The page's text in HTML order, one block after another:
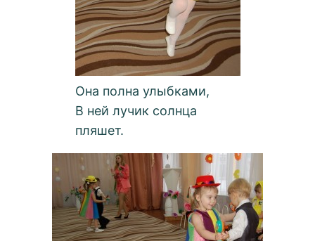
Она полна улыбками,
В ней лучик солнца
пляшет.